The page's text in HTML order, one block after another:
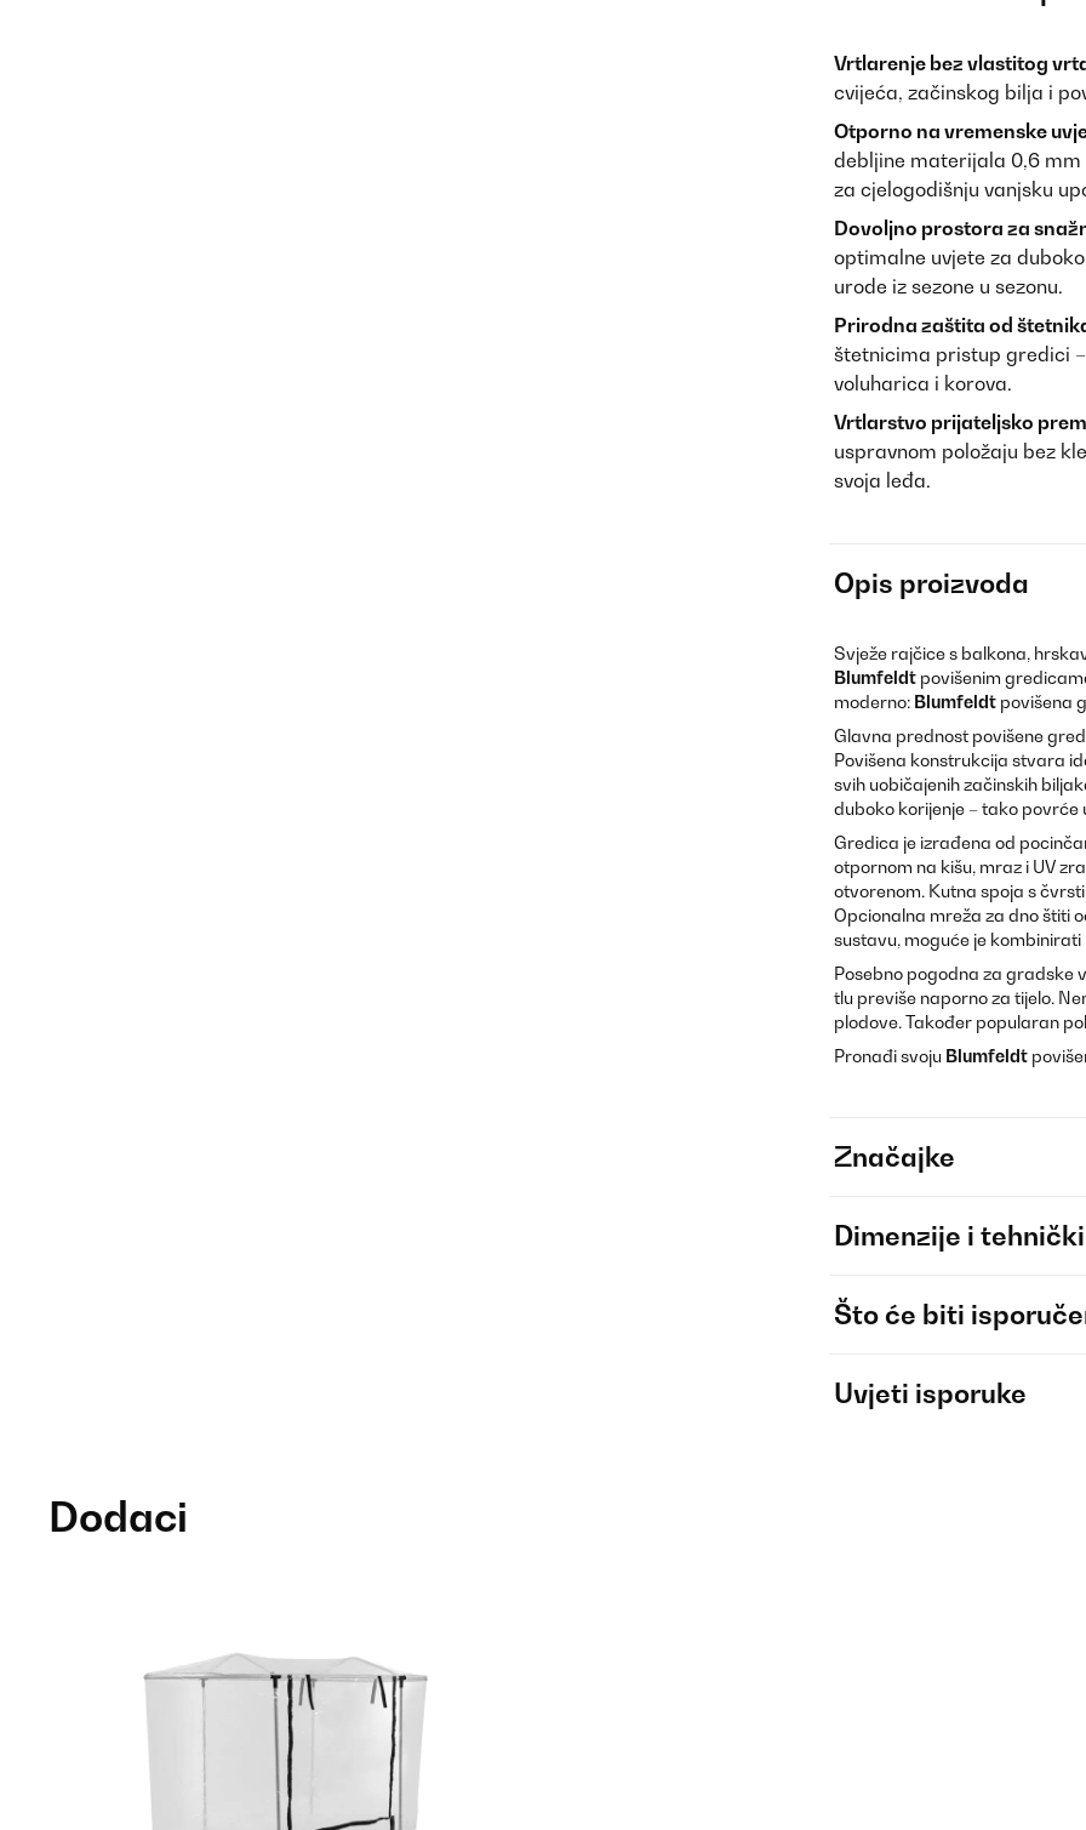
Vrtlarenje bez vlastitog
cvijeća, začinskog bilja i
Otporno na vremenske
debljine materijala 0,6 mm
za cjelogodišnju vanjsku
Dovoljno prostora za
optimalne uvjete za
urode iz sezone u sezonu.
Prirodna zaštita od
štetnicima pristup gredici
voluharica i korova.
Vrtlarstvo prijateljsko
uspravnom položaju bez
svoja leđa.
Opis proizvoda
Svježe rajčice s balkona,
Blumfeldt povišenim
moderno: Blumfeldt povišena
Glavna prednost povišene
Povišena konstrukcija stvara
svih uobičajenih začinskih
duboko korijenje – tako
Gredica je izrađena od
otpornom na kišu, mraz i UV
otvorenom. Kutna spoja s
Opcionalna mreža za dno štiti
sustavu, moguće je
Posebno pogodna za gradske
tlu previše naporno za tijelo.
plodove. Također popularan
Pronađi svoju Blumfeldt
Značajke
Dimenzije i
Što će biti
Uvjeti isporuke
Dodaci